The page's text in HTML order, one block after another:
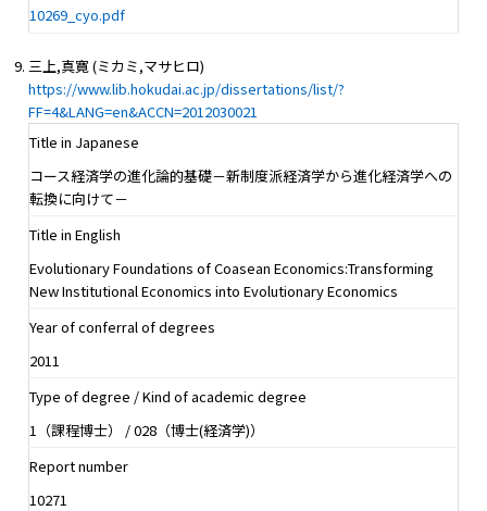
10269_cyo.pdf
三上,真寛 (ミカミ,マサヒロ)
https://www.lib.hokudai.ac.jp/dissertations/list/?
FF=4&LANG=en&ACCN=2012030021
Title in Japanese
コース経済学の進化論的基礎－新制度派経済学から進化経済学への
転換に向けて－
Title in English
Evolutionary Foundations of Coasean Economics:Transforming
New Institutional Economics into Evolutionary Economics
Year of conferral of degrees
2011
Type of degree / Kind of academic degree
1（課程博士） / 028（博士(経済学)）
Report number
10271